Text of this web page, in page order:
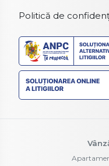
Politică de